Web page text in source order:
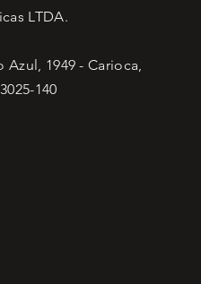
LTDA.
Azul, 1949 - Carioca,
140